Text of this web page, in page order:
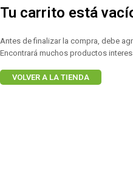
Tu carrito está
Antes de finalizar la compra, debe
Encontrará muchos productos
VOLVER A LA TIENDA